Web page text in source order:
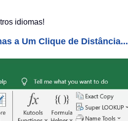
idiomas!
a Um Clique de Distância...